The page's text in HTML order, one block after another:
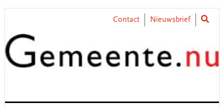
Skip
primary
navigation
Skip
content
Skip
primary
sidebar
Skip
footer
Contact Nieuwsbrief